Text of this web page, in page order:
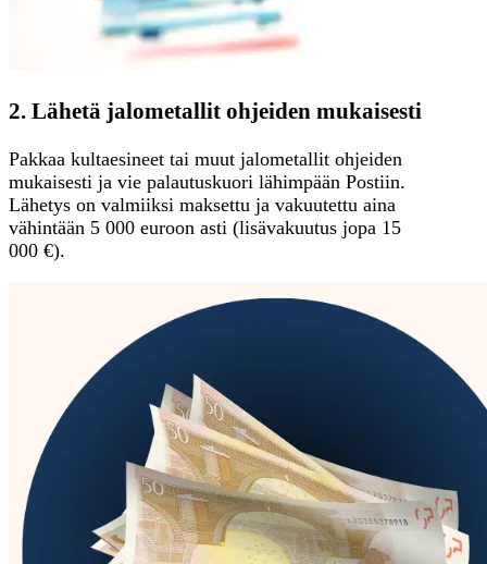
2. Lähetä jalometallit ohjeiden mukaisesti
Pakkaa kultaesineet tai muut jalometallit ohjeiden
mukaisesti ja vie palautuskuori lähimpään Postiin.
Lähetys on valmiiksi maksettu ja vakuutettu aina
vähintään 5 000 euroon asti (lisävakuutus jopa 15
000 €).